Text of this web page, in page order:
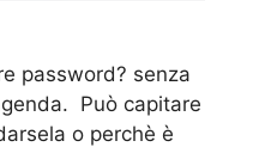
password? senza
Può capitare
o perchè è